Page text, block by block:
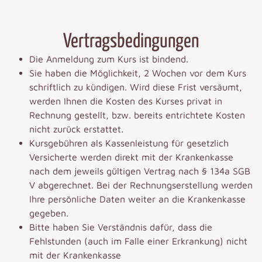
Vertragsbedingungen
Die Anmeldung zum Kurs ist bindend.
Sie haben die Möglichkeit, 2 Wochen vor dem Kurs
schriftlich zu kündigen. Wird diese Frist versäumt,
werden Ihnen die Kosten des Kurses privat in
Rechnung gestellt, bzw. bereits entrichtete Kosten
nicht zurück erstattet.
Kursgebühren als Kassenleistung für gesetzlich
Versicherte werden direkt mit der Krankenkasse
nach dem jeweils gültigen Vertrag nach § 134a SGB
V abgerechnet. Bei der Rechnungserstellung werden
Ihre persönliche Daten weiter an die Krankenkasse
gegeben.
Bitte haben Sie Verständnis dafür, dass die
Fehlstunden (auch im Falle einer Erkrankung) nicht
mit der Krankenkasse